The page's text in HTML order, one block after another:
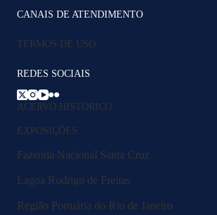
CANAIS DE ATENDIMENTO
TERMOS DE USO
REDES SOCIAIS
ACERVO HISTÓRICO
EXPOSIÇÕES
Fazenda Nacional Santa Cruz
Lagoa Rodrigo de Freitas
Região Portuária do Rio de Janeiro